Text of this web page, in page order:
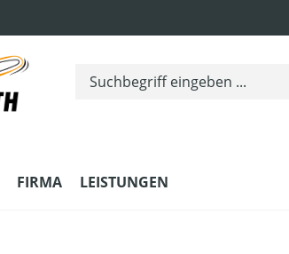
FIRMA LEISTUNGEN